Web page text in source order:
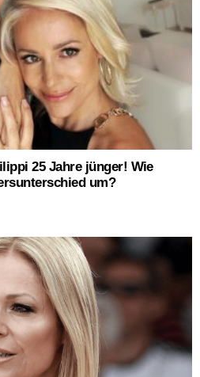
25 Jahre jünger! Wie
um?